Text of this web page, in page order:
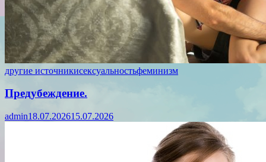
другие источникисексуальностьфеминизм
Предубеждение.
admin18.07.202615.07.2026